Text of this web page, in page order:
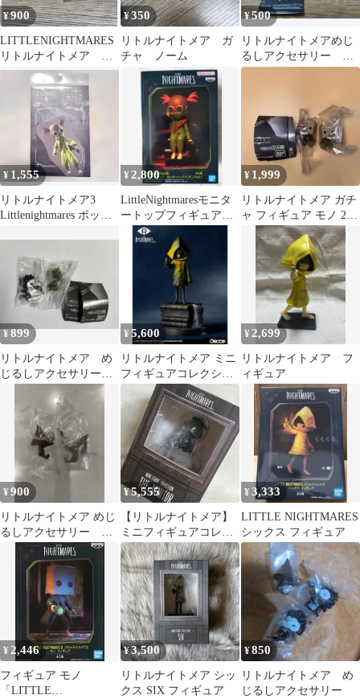
¥900
LITTLENIGHTMARES
リトルナイトメア ノ
ーム
¥350
リトルナイトメア ガ
チャ ノーム
¥500
リトルナイトメアめじ
るしアクセサリー ノ
ーム
¥ 1,555
リトルナイトメア3
Littlenightmares ポップ
¥ 2,800
LittleNightmaresモニタ
ートップフィギュア
vol.1B.ALONE
¥ 1,999
リトルナイトメア ガチ
ャ フィギュア モノ 2個
セット
¥899
リトルナイトメア め
じるしアクセサリー 2
¥ 5,600
リトルナイトメア ミニ
フィギュアコレクショ
ン シックス
¥ 2,699
リトルナイトメア フ
ィギュア
¥900
リトルナイトメア めじ
るしアクセサリー ノ
ーム2点セット
¥5,555
【リトルナイトメア】
ミニフィギュアコレク
ション・GECCO/管理
人1点
¥3,333
LITTLE NIGHTMARES
シックス フィギュア
¥ 2,446
フィギュア モノ
「LITTLE
¥3,500
リトルナイトメア シッ
クス SIX フィギュア
¥850
リトルナイトメア め
じるしアクセサリー